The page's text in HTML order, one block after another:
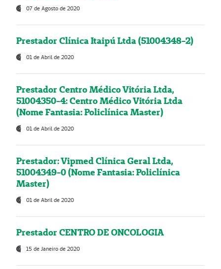
07 de Agosto de 2020
Prestador Clínica Itaipú Ltda (51004348-2)
01 de Abril de 2020
Prestador Centro Médico Vitória Ltda,
51004350-4: Centro Médico Vitória Ltda
(Nome Fantasia: Policlínica Master)
01 de Abril de 2020
Prestador: Vipmed Clínica Geral Ltda,
51004349-0 (Nome Fantasia: Policlínica
Master)
01 de Abril de 2020
Prestador CENTRO DE ONCOLOGIA
15 de Janeiro de 2020